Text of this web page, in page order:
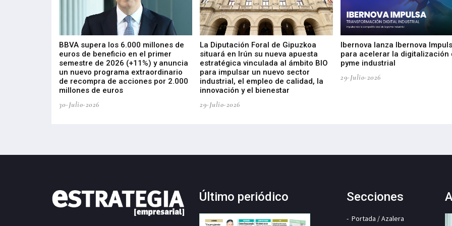
BBVA supera los 6.000 millones de
euros de beneficio en el primer
semestre de 2026 (+11%) y anuncia
un nuevo programa extraordinario
de recompra de acciones por 2.000
millones de euros
30-Julio-2026
La Diputación Foral de Gipuzkoa
situará en Irún su nueva apuesta
estratégica vinculada al ámbito BIO
para impulsar un nuevo sector
industrial, el empleo de calidad, la
innovación y el bienestar
29-Julio-2026
Ibernova lanza Ibernova
para acelerar la digitalización
pyme industrial
29-Julio-2026
Último periódico Secciones
Portada / Azalera